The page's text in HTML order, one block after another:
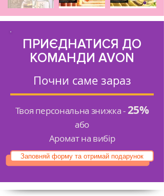
ПРИЄДНАТИСЯ ДО
КОМАНДИ AVON
Почни саме зараз
Твоя персональна знижка -25%
або
Аромат на вибір
Заповняй форму та отримай подарунок